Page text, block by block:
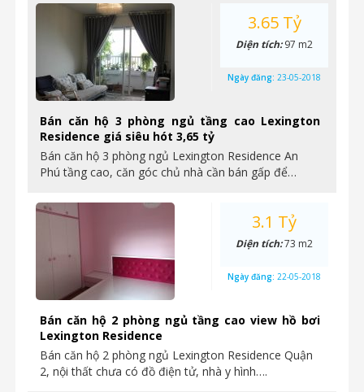
Bán căn hộ 3 phòng ngủ tầng cao Lexington
Residence giá siêu hót 3,65 tỷ
Bán căn hộ 3 phòng ngủ Lexington Residence An
Phú tầng cao, căn góc chủ nhà cần bán gấp để…
3.65 Tỷ
Diện tích:97 m2
Ngày đăng: 23-05-2018
Bán căn hộ 2 phòng ngủ tầng cao view hồ bơi
Lexington Residence
Bán căn hộ 2 phòng ngủ Lexington Residence Quận
2, nội thất chưa có đồ điện tử, nhà y hình….
3.1 Tỷ
Diện tích:73 m2
Ngày đăng: 22-05-2018